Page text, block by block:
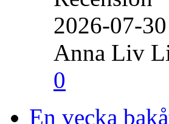
2026-07-30
Anna Liv
0
En vecka